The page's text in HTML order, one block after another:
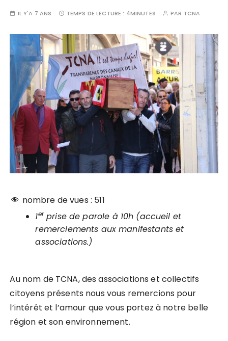
IL Y'A 7 ANS TEMPS DE LECTURE : 4MINUTES PAR TCNA
nombre de vues : 511
1erprise de parole à 10h (accueil et
remerciements aux manifestants et
associations.)
Au nom de TCNA, des associations et collectifs
citoyens présents nous vous remercions pour
l’intérêt et l’amour que vous portez à notre belle
région et son environnement.